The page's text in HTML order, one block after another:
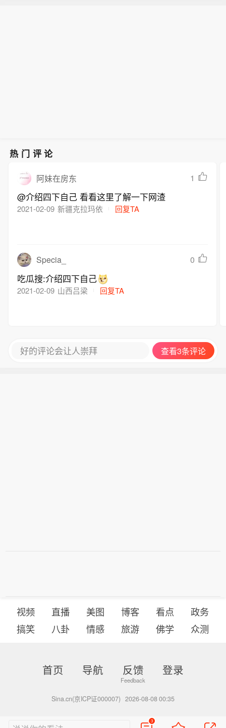
热门评论
阿妹在房东 1
@介绍四下自己 看看这里了解一下网渣
2021-02-09 新疆克拉玛依 回复TA
Specia_ 0
吃瓜搜:介绍四下自己
2021-02-09 山西吕梁 回复TA
好的评论会让人崇拜 查看3条评论
视频 直播 美图 博客 看点
政务
搞笑
八卦 情感 旅游 佛学 众测
首页 导航 反馈 登录
Sina.cn(京ICP证000007) 2026-08-08 00:35
3